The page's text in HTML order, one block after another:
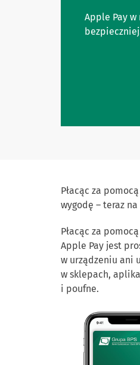
Apple Pay w
Płacąc za
wygodę – teraz
Płacąc za
Apple Pay jest
w urządzeniu ani
w sklepach,
i poufne.